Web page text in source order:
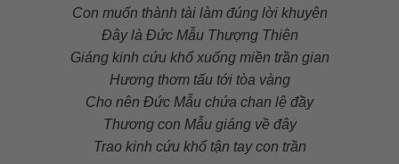
Con muốn thành tài làm đúng lời khuyên
Đây là Đức Mẫu Thượng Thiên
Giáng kinh cứu khổ xuống miền trần gian
Hương thơm tấu tới tòa vàng
Cho nên Đức Mẫu chứa chan lệ đầy
Thương con Mẫu giáng về đây
Trao kinh cứu khổ tận tay con trần